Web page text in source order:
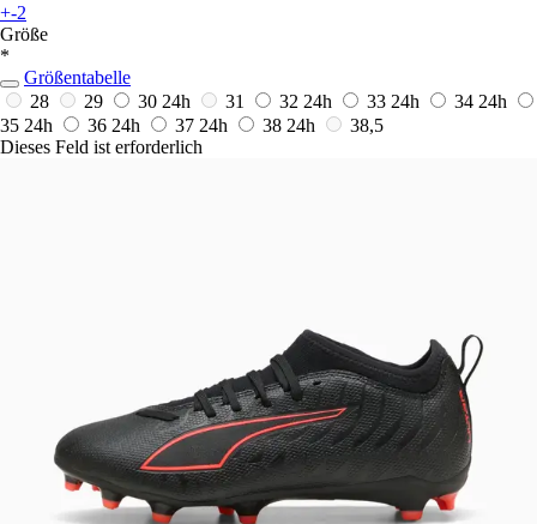
+-2
Größe
*
Größentabelle
28
29 30 24h 31 32 24h 33 24h 34 24h
35 24h 36 24h 37 24h 38 24h
38,5
Dieses Feld ist erforderlich